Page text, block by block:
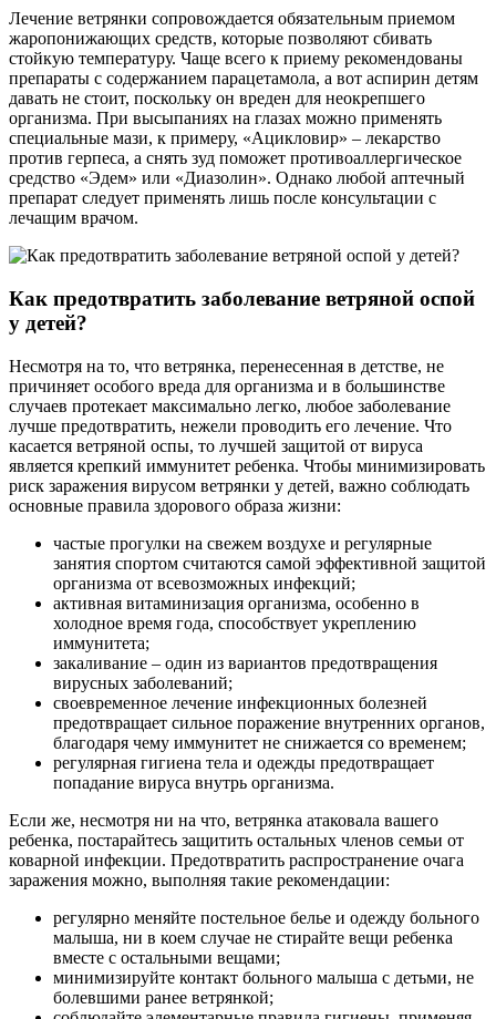
Лечение ветрянки сопровождается обязательным приемом
жаропонижающих средств, которые позволяют сбивать
стойкую температуру. Чаще всего к приему рекомендованы
препараты с содержанием парацетамола, а вот аспирин детям
давать не стоит, поскольку он вреден для неокрепшего
организма. При высыпаниях на глазах можно применять
специальные мази, к примеру, «Ацикловир» – лекарство
против герпеса, а снять зуд поможет противоаллергическое
средство «Эдем» или «Диазолин». Однако любой аптечный
препарат следует применять лишь после консультации с
лечащим врачом.
Как предотвратить заболевание ветряной оспой
у детей?
Несмотря на то, что ветрянка, перенесенная в детстве, не
причиняет особого вреда для организма и в большинстве
случаев протекает максимально легко, любое заболевание
лучше предотвратить, нежели проводить его лечение. Что
касается ветряной оспы, то лучшей защитой от вируса
является крепкий иммунитет ребенка. Чтобы минимизировать
риск заражения вирусом ветрянки у детей, важно соблюдать
основные правила здорового образа жизни:
частые прогулки на свежем воздухе и регулярные
занятия спортом считаются самой эффективной защитой
организма от всевозможных инфекций;
активная витаминизация организма, особенно в
холодное время года, способствует укреплению
иммунитета;
закаливание – один из вариантов предотвращения
вирусных заболеваний;
своевременное лечение инфекционных болезней
предотвращает сильное поражение внутренних органов,
благодаря чему иммунитет не снижается со временем;
регулярная гигиена тела и одежды предотвращает
попадание вируса внутрь организма.
Если же, несмотря ни на что, ветрянка атаковала вашего
ребенка, постарайтесь защитить остальных членов семьи от
коварной инфекции. Предотвратить распространение очага
заражения можно, выполняя такие рекомендации:
регулярно меняйте постельное белье и одежду больного
малыша, ни в коем случае не стирайте вещи ребенка
вместе с остальными вещами;
минимизируйте контакт больного малыша с детьми, не
болевшими ранее ветрянкой;